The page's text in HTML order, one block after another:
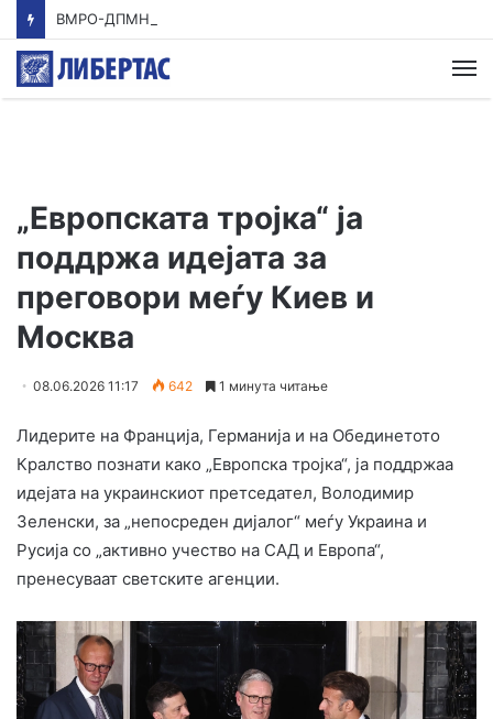
„Европската тројка“ ја
поддржа идејата за
преговори меѓу Киев и
Москва
08.06.2026 11:17 642 1 минута читање
Лидерите на Франција, Германија и на Обединетото
Кралство познати како „Европска тројка“, ја поддржаа
идејата на украинскиот претседател, Володимир
Зеленски, за „непосреден дијалог“ меѓу Украина и
Русија со „активно учество на САД и Европа“,
пренесуваат светските агенции.